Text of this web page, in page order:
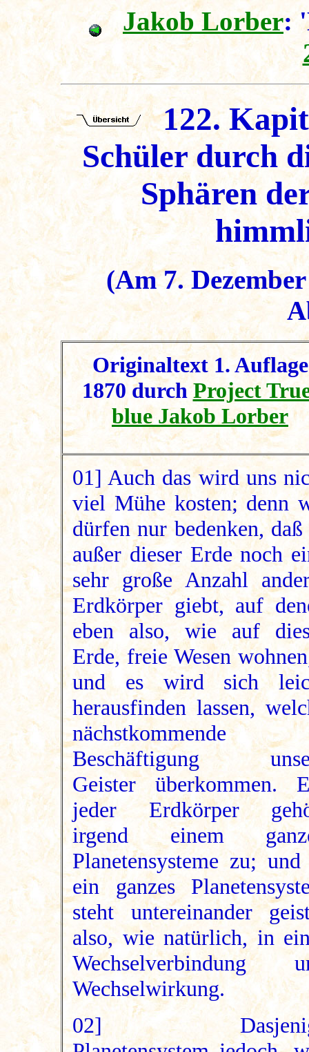
Jakob Lorber:
122.
Schüler durch
Sphären
(Am 7.
Originaltext 1. Auflage
1870 durchProject
blue Jakob Lorber
01] Auch das wird uns
viel Mühe kosten; denn
dürfen nur bedenken, daß
außer dieser Erde noch
sehr große Anzahl
Erdkörper giebt, auf
eben also, wie auf
Erde, freie Wesen
und es wird sich
herausfinden lassen,
nächstkommende
Beschäftigung
Geister überkommen.
jeder Erdkörper
irgend einem
Planetensysteme zu;
ein ganzes
steht untereinander
also, wie natürlich, in
Wechselverbindung
Wechselwirkung.
02]